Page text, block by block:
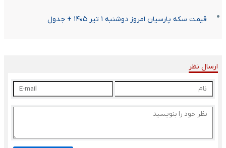
قیمت سکه پارسیان امروز دوشنبه ۱ تیر ۱۴۰۵ + جدول
ارسال نظر